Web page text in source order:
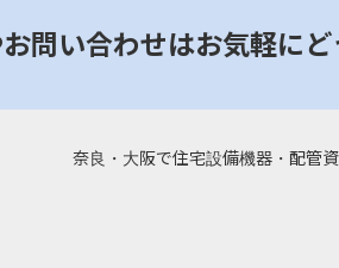
問い合わせはお気軽にど
奈良・大阪で住宅設備機器・配管